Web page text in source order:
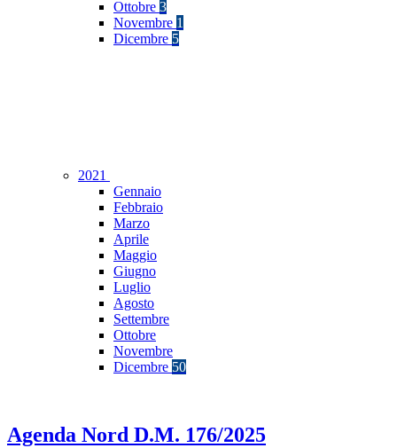
Ottobre 3
Novembre 1
Dicembre 5
2021
Gennaio
Febbraio
Marzo
Aprile
Maggio
Giugno
Luglio
Agosto
Settembre
Ottobre
Novembre
Dicembre 50
Agenda Nord D.M. 176/2025